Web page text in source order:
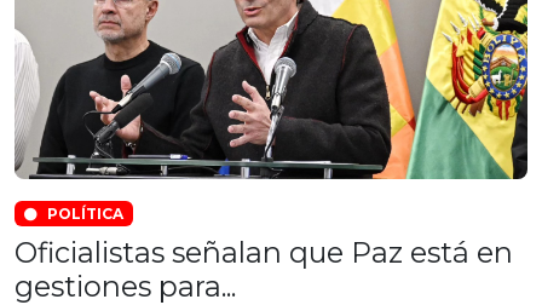
POLÍTICA
Oficialistas señalan que Paz está en
gestiones para...